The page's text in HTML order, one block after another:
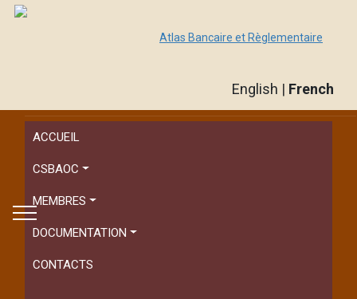
Atlas Bancaire et Règlementaire
English | French
ACCUEIL
CSBAOC
MEMBRES
DOCUMENTATION
CONTACTS